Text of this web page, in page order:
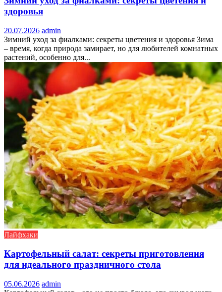
здоровья
20.07.2026 admin
Зимний уход за фиалками: секреты цветения и здоровья Зима
– время, когда природа замирает, но для любителей комнатных
растений, особенно для...
Лайфхаки
Картофельный салат: секреты приготовления
для идеального праздничного стола
05.06.2026 admin